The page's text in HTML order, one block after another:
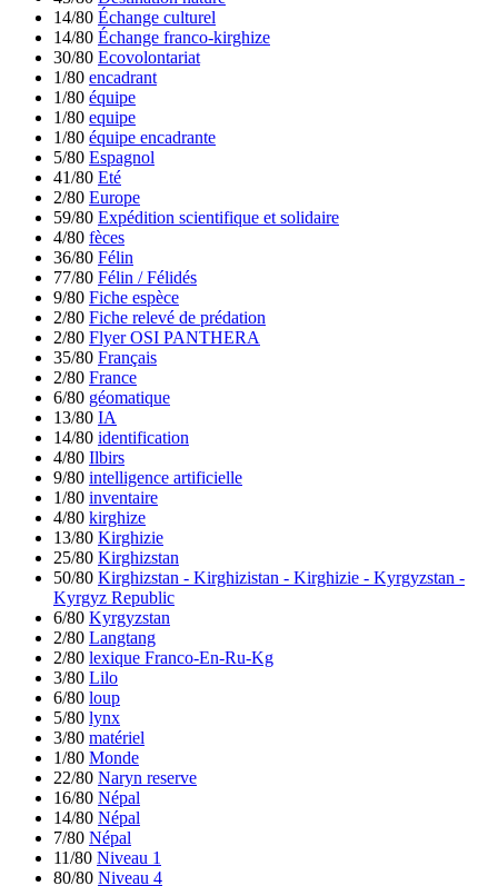
14/80 Échange culturel
14/80 Échange franco-kirghize
30/80 Ecovolontariat
1/80 encadrant
1/80 équipe
1/80 equipe
1/80 équipe encadrante
5/80 Espagnol
41/80 Eté
2/80 Europe
59/80 Expédition scientifique et solidaire
4/80 fèces
36/80 Félin
77/80 Félin / Félidés
9/80 Fiche espèce
2/80 Fiche relevé de prédation
2/80 Flyer OSI PANTHERA
35/80 Français
2/80 France
6/80 géomatique
13/80 IA
14/80 identification
4/80 Ilbirs
9/80 intelligence artificielle
1/80 inventaire
4/80 kirghize
13/80 Kirghizie
25/80 Kirghizstan
50/80 Kirghizstan - Kirghizistan - Kirghizie - Kyrgyzstan -
Kyrgyz Republic
6/80 Kyrgyzstan
2/80 Langtang
2/80 lexique Franco-En-Ru-Kg
3/80 Lilo
6/80 loup
5/80 lynx
3/80 matériel
1/80 Monde
22/80 Naryn reserve
16/80 Népal
14/80 Népal
7/80 Népal
11/80 Niveau 1
80/80 Niveau 4